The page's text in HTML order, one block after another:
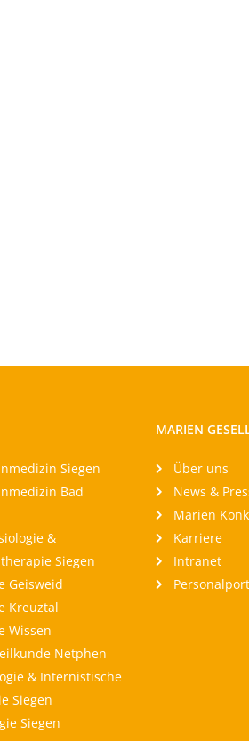
Siegen
Bad
&
Siegen
Geisweid
Kreuztal
Wissen
Netphen
& Internistische
Siegen
Siegen
MARIEN
Über uns
News &
Marien
Karriere
Intranet